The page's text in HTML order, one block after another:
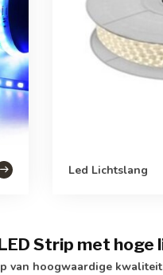
Led Lichtslang
Strip met
hoogwaardige